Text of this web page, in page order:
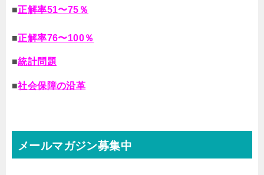
■正解率51〜75％
■正解率76〜100％
■統計問題
■社会保障の沿革
メールマガジン募集中